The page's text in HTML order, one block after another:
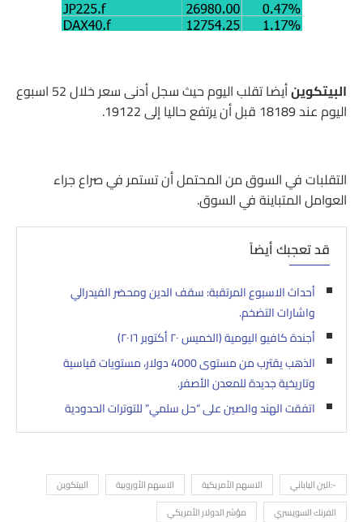
البيتكوين
أيضا تقلب اليوم حيث سجل أدنى سعر خلال 52 اسبوع
اليوم عند 18189 قبل أن يرتفع حاليا إلى 19122.
التقلبات في السوق من المحتمل أن تستمر في صراع جراء
العوامل المتباينة في السوق.
قد تعجبك أيضاً
أحداث الاسبوع المرتقبة: سقف الدين ومحضر الفيدرالي
واشارات التضخم.
أجندة كافيو اليومية (الخميس ٢٠ أكتوبر ٢٠١٦)
الذهب يقترب من مستوى 4000 دولار، مستويات قياسية
وتاريخية جديدة للمعدن الأصفر.
اتفقت الهند والصين على “حل سلمي” للتوترات الحدودية
-:الين الياباني الاسهم الأمريكية الاسهم الأوروبية
البيتكوين
الفرنك السويسري
مؤشر الدولار الأمريكي